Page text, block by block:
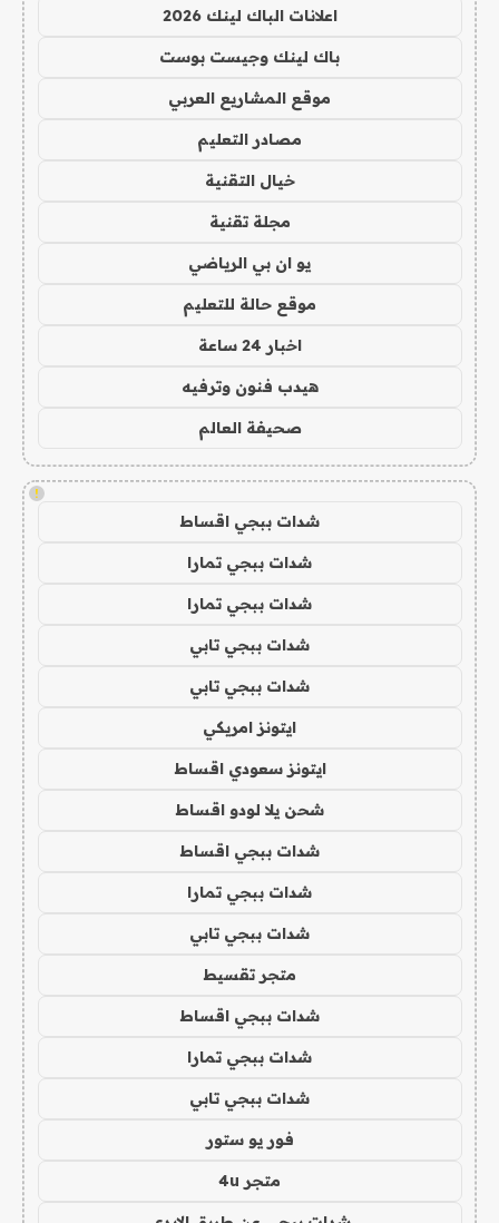
اعلانات الباك لينك 2026
باك لينك وجيست بوست
موقع المشاريع العربي
مصادر التعليم
خيال التقنية
مجلة تقنية
يو ان بي الرياضي
موقع حالة للتعليم
اخبار 24 ساعة
هيدب فنون وترفيه
صحيفة العالم
!
شدات ببجي اقساط
شدات ببجي تمارا
شدات ببجي تمارا
شدات ببجي تابي
شدات ببجي تابي
ايتونز امريكي
ايتونز سعودي اقساط
شحن يلا لودو اقساط
شدات ببجي اقساط
شدات ببجي تمارا
شدات ببجي تابي
متجر تقسيط
شدات ببجي اقساط
شدات ببجي تمارا
شدات ببجي تابي
فور يو ستور
متجر 4u